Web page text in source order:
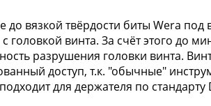
до вязкой твёрдости биты Wera
головкой винта. За счёт этого до
разрушения головки винта.
доступ, т.к. "обычные"
для держателя по стандарту